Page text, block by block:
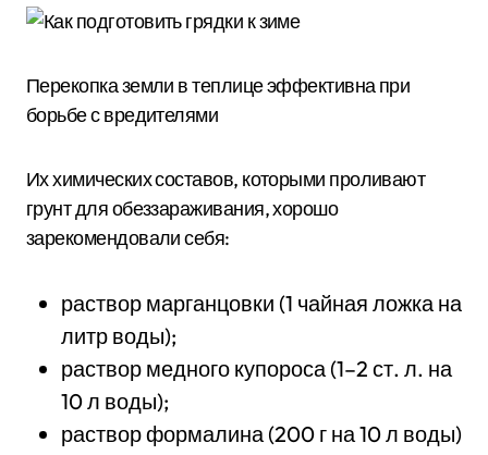
Перекопка земли в теплице эффективна при
борьбе с вредителями
Их химических составов, которыми проливают
грунт для обеззараживания, хорошо
зарекомендовали себя:
раствор марганцовки (1 чайная ложка на
литр воды);
раствор медного купороса (1–2 ст. л. на
10 л воды);
раствор формалина (200 г на 10 л воды)